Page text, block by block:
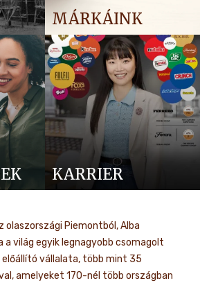
MÁRKÁINK
KARRIER
olaszországi Piemontból, Alba
a világ egyik legnagyobb csomagolt
vállalata, több mint 35
amelyeket 170-nél több országban